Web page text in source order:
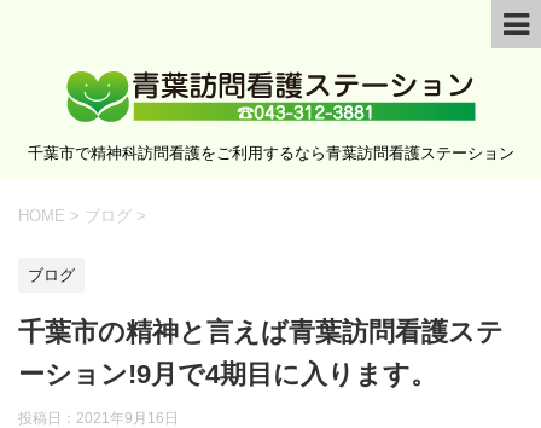
千葉市で精神科訪問看護をご利用するなら青葉訪問看護ステーション
HOME > ブログ >
ブログ
千葉市の精神と言えば青葉訪問看護ステ
ーション!9月で4期目に入ります。
投稿日： 2021年9月16日